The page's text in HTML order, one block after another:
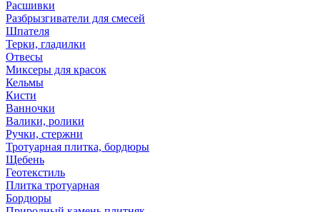
Расшивки
Разбрызгиватели для смесей
Шпателя
Терки, гладилки
Отвесы
Миксеры для красок
Кельмы
Кисти
Ванночки
Валики, ролики
Ручки, стержни
Тротуарная плитка, бордюры
Щебень
Геотекстиль
Плитка тротуарная
Бордюры